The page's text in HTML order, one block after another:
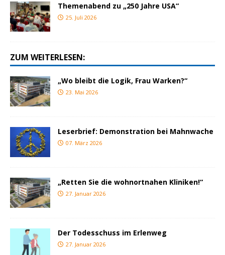
Themenabend zu „250 Jahre USA“
25. Juli 2026
ZUM WEITERLESEN:
„Wo bleibt die Logik, Frau Warken?“
23. Mai 2026
Leserbrief: Demonstration bei Mahnwache
07. März 2026
„Retten Sie die wohnortnahen Kliniken!“
27. Januar 2026
Der Todesschuss im Erlenweg
27. Januar 2026